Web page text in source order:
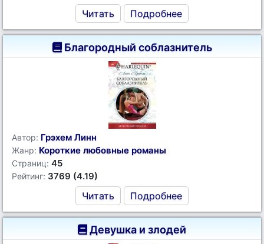
Читать Подробнее
Благородный соблазнитель
Автор: Грэхем Линн
Жанр: Короткие любовные романы
Страниц: 45
Рейтинг: 3769 (4.19)
Читать Подробнее
Девушка и злодей